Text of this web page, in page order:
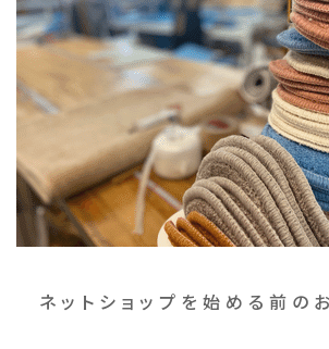
ネットショップを始める前のお